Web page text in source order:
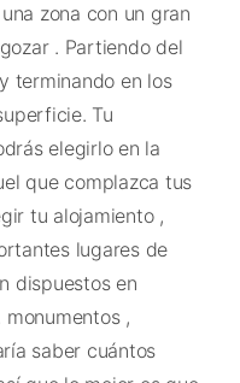
zona con un gran
. Partiendo del
terminando en los
Tu
elegirlo en la
que complazca tus
tu alojamiento ,
lugares de
dispuestos en
,
saber cuántos